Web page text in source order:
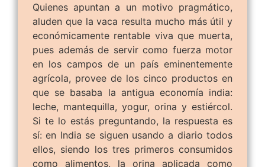
Quienes apuntan a un motivo pragmático,
aluden que la vaca resulta mucho más útil y
económicamente rentable viva que muerta,
pues además de servir como fuerza motor
en los campos de un país eminentemente
agrícola, provee de los cinco productos en
que se basaba la antigua economía india:
leche, mantequilla, yogur, orina y estiércol.
Si te lo estás preguntando, la respuesta es
sí: en India se siguen usando a diario todos
ellos, siendo los tres primeros consumidos
como alimentos, la orina aplicada como